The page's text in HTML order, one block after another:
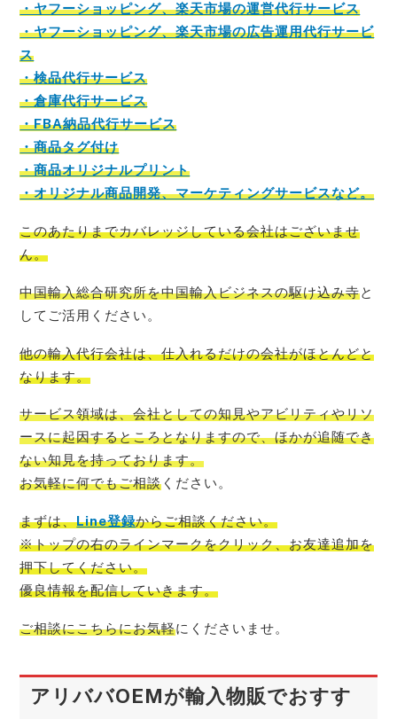
・ヤフーショッピング、楽天市場の運営代行サービス
・ヤフーショッピング、楽天市場の広告運用代行サービ
ス
・検品代行サービス
・倉庫代行サービス
・FBA納品代行サービス
・商品タグ付け
・商品オリジナルプリント
・オリジナル商品開発、マーケティングサービスなど。
このあたりまでカバレッジしている会社はございませ
ん。
中国輸入総合研究所を中国輸入ビジネスの駆け込み寺と
してご活用ください。
他の輸入代行会社は、仕入れるだけの会社がほとんどと
なります。
サービス領域は、会社としての知見やアビリティやリソ
ースに起因するところとなりますので、ほかが追随でき
ない知見を持っております。
お気軽に何でもご相談 ください。
まずは、Line登録からご相談ください。
※トップの右のラインマークをクリック、お友達追加を
押下してください。
優良情報を配信していきます。
ご相談にこちらにお気軽にくださいませ。
アリババOEMが輸入物販でおすす